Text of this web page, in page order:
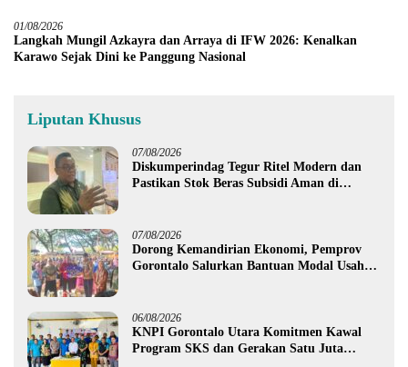
01/08/2026
Langkah Mungil Azkayra dan Arraya di IFW 2026: Kenalkan
Karawo Sejak Dini ke Panggung Nasional
Liputan Khusus
07/08/2026
Diskumperindag Tegur Ritel Modern dan
Pastikan Stok Beras Subsidi Aman di
07/08/2026
Dorong Kemandirian Ekonomi, Pemprov
Gorontalo Salurkan Bantuan Modal Usaha
06/08/2026
KNPI Gorontalo Utara Komitmen Kawal
Program SKS dan Gerakan Satu Juta